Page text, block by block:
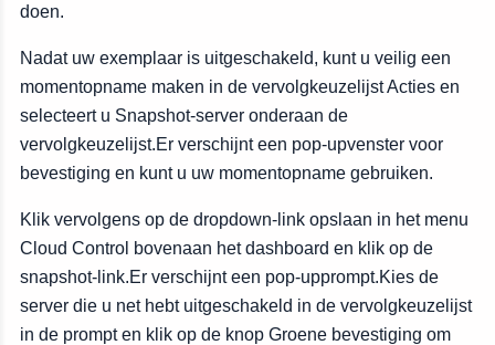
doen.
Nadat uw exemplaar is uitgeschakeld, kunt u veilig een
momentopname maken in de vervolgkeuzelijst Acties en
selecteert u Snapshot-server onderaan de
vervolgkeuzelijst.Er verschijnt een pop-upvenster voor
bevestiging en kunt u uw momentopname gebruiken.
Klik vervolgens op de dropdown-link opslaan in het menu
Cloud Control bovenaan het dashboard en klik op de
snapshot-link.Er verschijnt een pop-upprompt.Kies de
server die u net hebt uitgeschakeld in de vervolgkeuzelijst
in de prompt en klik op de knop Groene bevestiging om